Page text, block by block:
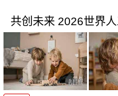
共创未来 2026世界